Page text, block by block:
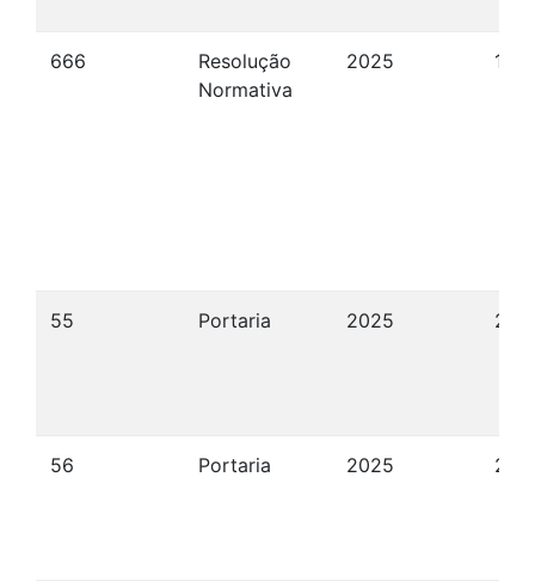
666
Resolução
Normativa
2025 16/
55 Portaria 2025 24/
56 Portaria 2025 24/